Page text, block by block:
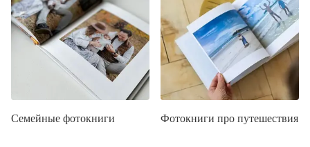
Семейные фотокниги Фотокниги про путешествия